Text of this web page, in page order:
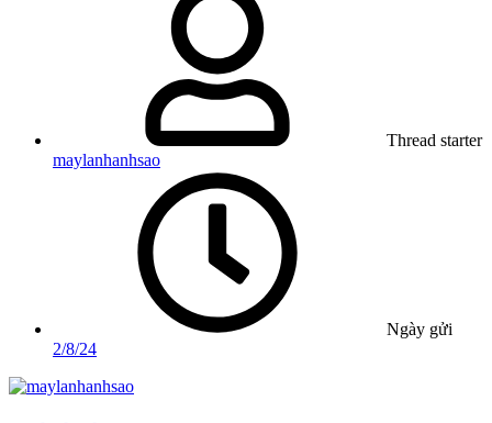
Thread starter
maylanhanhsao
Ngày gửi
2/8/24